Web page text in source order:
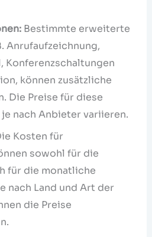
Bestimmte erweiterte
Anrufaufzeichnung,
Konferenzschaltungen
können zusätzliche
Die Preise für diese
nach Anbieter variieren.
Kosten für
sowohl für die
für die monatliche
nach Land und Art der
die Preise